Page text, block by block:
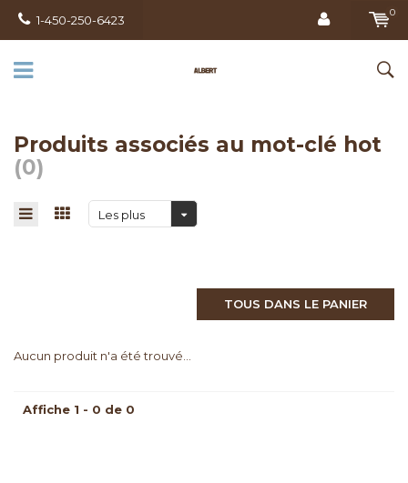
1-450-250-6423
0
Produits associés au mot-clé hot
(0)
Les plus
TOUS DANS LE PANIER
Aucun produit n'a été trouvé...
Affiche 1 - 0 de 0